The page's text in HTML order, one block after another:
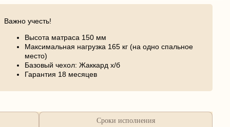
Важно учесть!
Высота матраса 150 мм
Максимальная нагрузка 165 кг (на одно спальное
место)
Базовый чехол: Жаккард х/б
Гарантия 18 месяцев
Сроки исполнения